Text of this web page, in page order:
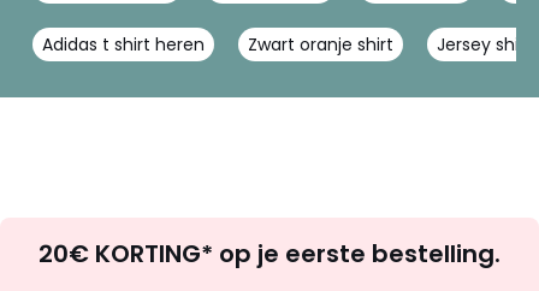
Adidas t shirt heren Zwart oranje shirt Jersey shirt
zoek
20€ KORTING* op je eerste bestelling.